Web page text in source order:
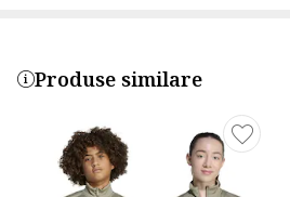
Produse similare